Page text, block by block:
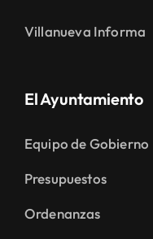
Villanueva Informa
El Ayuntamiento
Equipo de Gobierno
Presupuestos
Ordenanzas